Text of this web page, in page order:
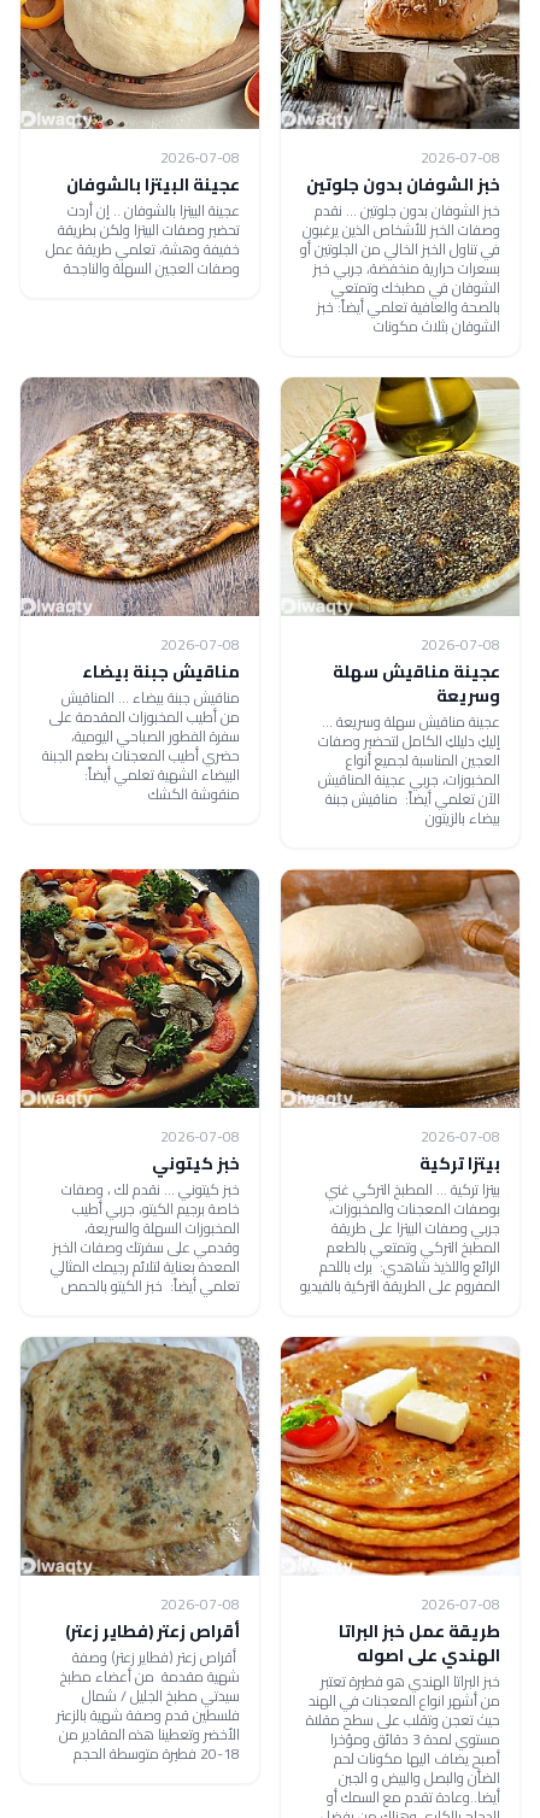
2026-07-08
خبز الشوفان بدون جلوتين
خبز الشوفان بدون جلوتين ... نقدم
وصفات الخبز للأشخاص الذين يرغبون
في تناول الخبز الخالي من الجلوتين أو
بسعرات حرارية منخفضة، جربي خبز
الشوفان في مطبخك وتمتعي
بالصحة والعافية تعلمي أيضاً: خبز
الشوفان بثلاث مكونات
2026-07-08
عجينة البيتزا بالشوفان
عجينة البيتزا بالشوفان .. إن أردت
تحضير وصفات البيتزا ولكن بطريقة
خفيفة وهشة، تعلمي طريقة عمل
وصفات العجين السهلة والناجحة
2026-07-08
عجينة مناقيش سهلة
وسريعة
عجينة مناقيش سهلة وسريعة ...
إليكِ دليلكِ الكامل لتحضير وصفات
العجين المناسبة لجميع أنواع
المخبوزات، جربي عجينة المناقيش
الآن تعلمي أيضاً: مناقيش جبنة
بيضاء بالزيتون
2026-07-08
مناقيش جبنة بيضاء
مناقيش جبنة بيضاء ... المناقيش
من أطيب المخبوزات المقدمة على
سفرة الفطور الصباحي اليومية،
حضري أطيب المعجنات بطعم الجبنة
البيضاء الشهية تعلمي أيضاً:
منقوشة الكشك
2026-07-08
بيتزا تركية
بيتزا تركية ... المطبخ التركي غني
بوصفات المعجنات والمخبوزات،
جربي وصفات البيتزا على طريقة
المطبخ التركي وتمتعي بالطعم
الرائع واللذيذ شاهدي: برك باللحم
المفروم على الطريقة التركية بالفيديو
2026-07-08
خبز كيتوني
خبز كيتوني ... نقدم لك ، وصفات
خاصة برجيم الكيتو، جربي أطيب
المخبوزات السهلة والسريعة،
وقدمي على سفرتك وصفات الخبز
المعدة بعناية لتلائم رجيمك المثالي
تعلمي أيضاً: خبز الكيتو بالحمص
2026-07-08
طريقة عمل خبز البراتا
الهندي على اصوله
خبز البراتا الهندي هو فطيرة تعتبر
من أشهر انواع المعجنات في الهند
حيث تعجن وتقلب على سطح مقلاة
مستوي لمدة 3 دقائق ومؤخرا
أصبح يضاف اليها مكونات لحم
الضأن والبصل والبيض و الجبن
أيضا..وعادة تقدم مع السمك أو
2026-07-08
أقراص زعتر (فطاير زعتر)
أقراص زعتر (فطاير زعتر) وصفة
شهية مقدمة من أعضاء مطبخ
سيدتي مطبخ الجليل / شمال
فلسطين قدم وصفة شهية بالزعتر
الأخضر وتعطينا هذه المقادير من
18-20 فطيرة متوسطة الحجم